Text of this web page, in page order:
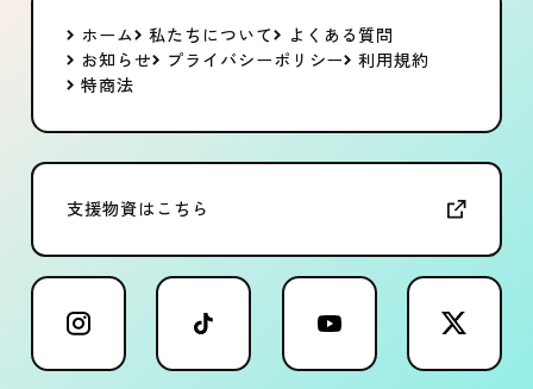
ホーム 私たちについて
よくある質問
お知らせ
プライバシーポリシー 利用規約
特商法
支援物資はこちら